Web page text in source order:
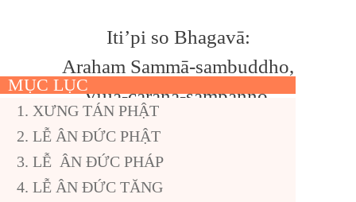
MỤC LỤC
1. XƯNG TÁN PHẬT
2. LỄ ÂN ĐỨC PHẬT
3. LỄ ÂN ĐỨC PHÁP
4. LỄ ÂN ĐỨC TĂNG
Iti’pi so Bhagavā:
Araham Sammā-sambuddho,
Vijjā-caraṇa-sampanno,
Sugato, Lokavidū,
Anuttaro purisa-damma-
sārathi,